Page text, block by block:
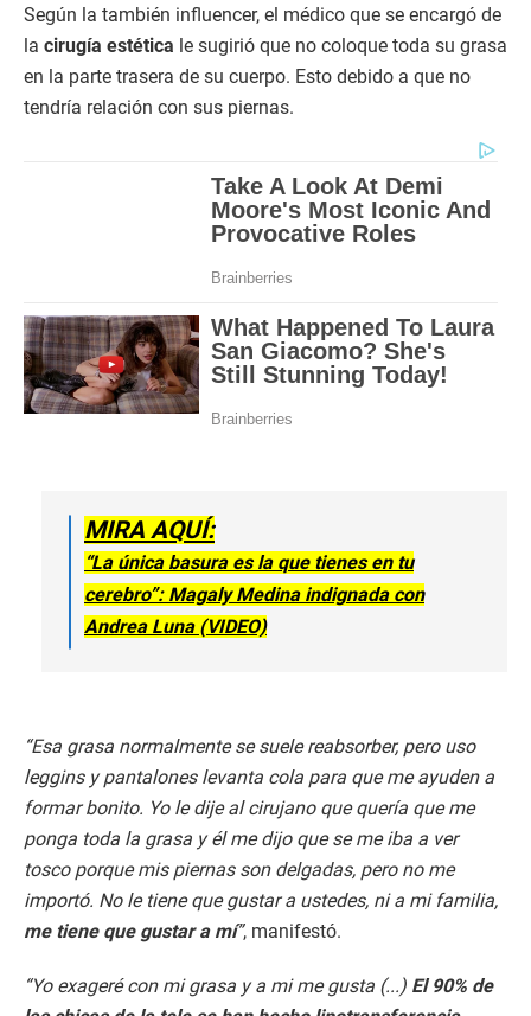
Según la también influencer, el médico que se encargó de
la cirugía estética le sugirió que no coloque toda su grasa
en la parte trasera de su cuerpo. Esto debido a que no
tendría relación con sus piernas.
MIRA AQUÍ:
“La única basura es la que tienes en tu
cerebro”: Magaly Medina indignada con
Andrea Luna (VIDEO)
“Esa grasa normalmente se suele reabsorber, pero uso
leggins y pantalones levanta cola para que me ayuden a
formar bonito. Yo le dije al cirujano que quería que me
ponga toda la grasa y él me dijo que se me iba a ver
tosco porque mis piernas son delgadas, pero no me
importó. No le tiene que gustar a ustedes, ni a mi familia,
me tiene que gustar a mí”, manifestó.
“Yo exageré con mi grasa y a mi me gusta (...) El 90% de